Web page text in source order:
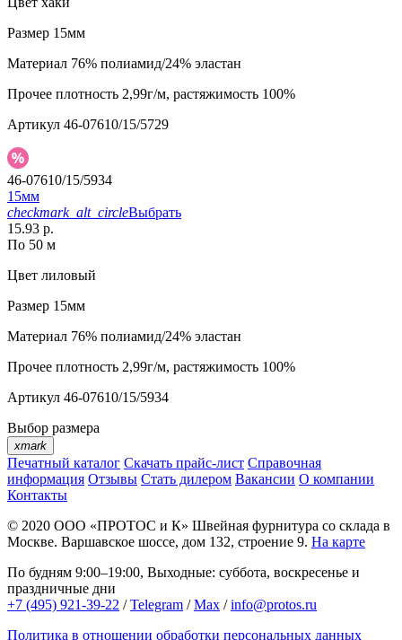
Размер 15мм
Материал 76% полиамид/24% эластан
Прочее плотность 2,99г/м, растяжимость 100%
Артикул 46-07610/15/5729
46-07610/15/5934
15мм
checkmark_alt_circleВыбрать
15.93 р.
По 50 м
Цвет лиловый
Размер 15мм
Материал 76% полиамид/24% эластан
Прочее плотность 2,99г/м, растяжимость 100%
Артикул 46-07610/15/5934
Выбор размера
xmark
Печатный каталог Скачать прайс-лист Справочная
информация Отзывы Стать дилером Вакансии О компании
Контакты
© 2020 ООО «ПРОТОС и К» Швейная фурнитура со склада в
Москве. Варшавское шоссе, дом 132, строение 9. На карте
По будням 9:00–19:00, Выходные: суббота, воскресенье и
праздничные дни
+7 (495) 921-39-22 /Telegram /Max /info@protos.ru
Политика в отношении обработки персональных данных